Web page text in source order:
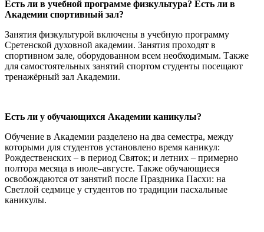
Есть ли в учебной программе физкультура? Есть ли в
Академии спортивный зал?
Занятия физкультурой включены в учебную программу
Сретенской духовной академии. Занятия проходят в
спортивном зале, оборудованном всем необходимым. Также
для самостоятельных занятий спортом студенты посещают
тренажёрный зал Академии.
Есть ли у обучающихся Академии каникулы?
Обучение в Академии разделено на два семестра, между
которыми для студентов установлено время каникул:
Рождественских – в период Святок; и летних – примерно
полтора месяца в июле–августе. Также обучающиеся
освобождаются от занятий после Праздника Пасхи: на
Светлой седмице у студентов по традиции пасхальные
каникулы.